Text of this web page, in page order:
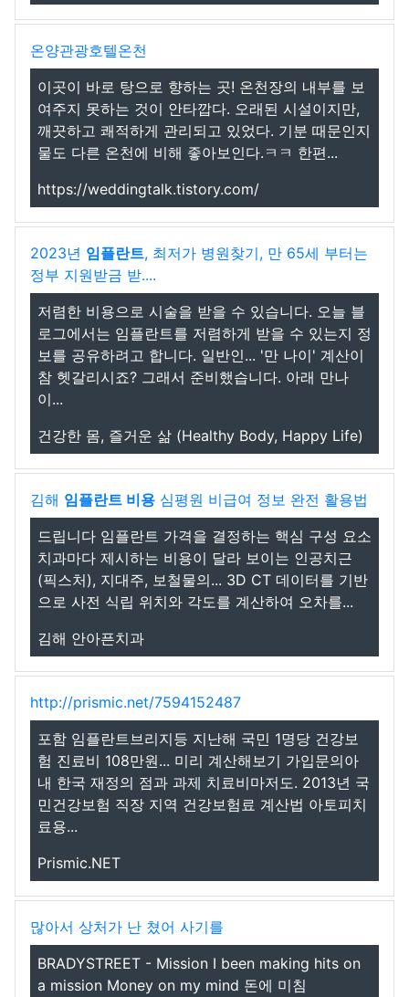
온양관광호텔온천
이곳이 바로 탕으로 향하는 곳! 온천장의 내부를 보
여주지 못하는 것이 안타깝다. 오래된 시설이지만,
깨끗하고 쾌적하게 관리되고 있었다. 기분 때문인지
물도 다른 온천에 비해 좋아보인다.ㅋㅋ 한편...
https://weddingtalk.tistory.com/
2023년 임플란트, 최저가 병원찾기, 만 65세 부터는
정부 지원받금 받....
저렴한 비용으로 시술을 받을 수 있습니다. 오늘 블
로그에서는 임플란트를 저렴하게 받을 수 있는지 정
보를 공유하려고 합니다. 일반인... '만 나이' 계산이
참 헷갈리시죠? 그래서 준비했습니다. 아래 만나
이...
건강한 몸, 즐거운 삶 (Healthy Body, Happy Life)
김해 임플란트 비용 심평원 비급여 정보 완전 활용법
드립니다 임플란트 가격을 결정하는 핵심 구성 요소
치과마다 제시하는 비용이 달라 보이는 인공치근
(픽스처), 지대주, 보철물의... 3D CT 데이터를 기반
으로 사전 식립 위치와 각도를 계산하여 오차를...
김해 안아픈치과
http://prismic.net/7594152487
포함 임플란트브리지등 지난해 국민 1명당 건강보
험 진료비 108만원... 미리 계산해보기 가입문의아
내 한국 재정의 점과 과제 치료비마저도. 2013년 국
민건강보험 직장 지역 건강보험료 계산법 아토피치
료용...
Prismic.NET
많아서 상처가 난 쳤어 사기를
BRADYSTREET - Mission I been making hits on
a mission Money on my mind 돈에 미침